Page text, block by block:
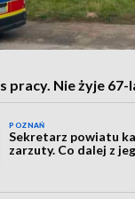
pracy. Nie żyje 67-
POZNAŃ
Sekretarz powiatu
zarzuty. Co dalej z